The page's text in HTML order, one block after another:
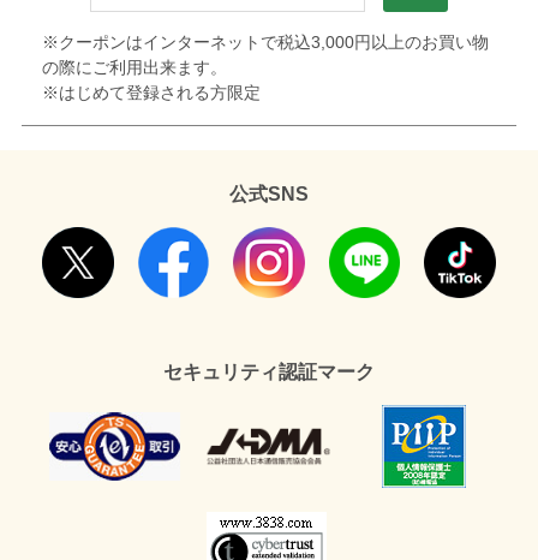
※クーポンはインターネットで税込3,000円以上のお買い物
の際にご利用出来ます。
※はじめて登録される方限定
公式SNS
セキュリティ認証マーク